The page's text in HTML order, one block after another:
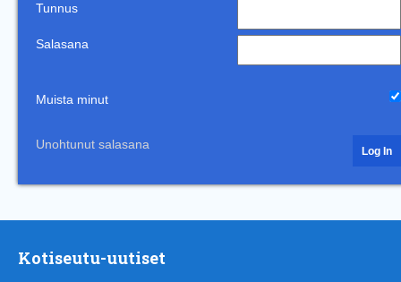
Tunnus
Salasana
Muista minut
Unohtunut salasana
Kotiseutu-uutiset